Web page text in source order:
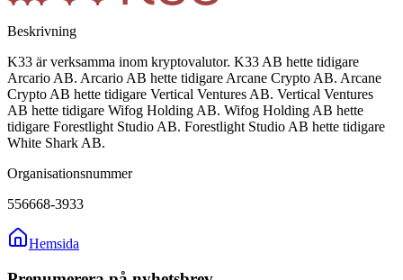
Beskrivning
K33 är verksamma inom kryptovalutor. K33 AB hette tidigare
Arcario AB. Arcario AB hette tidigare Arcane Crypto AB. Arcane
Crypto AB hette tidigare Vertical Ventures AB. Vertical Ventures
AB hette tidigare Wifog Holding AB. Wifog Holding AB hette
tidigare Forestlight Studio AB. Forestlight Studio AB hette tidigare
White Shark AB.
Organisationsnummer
556668-3933
Hemsida